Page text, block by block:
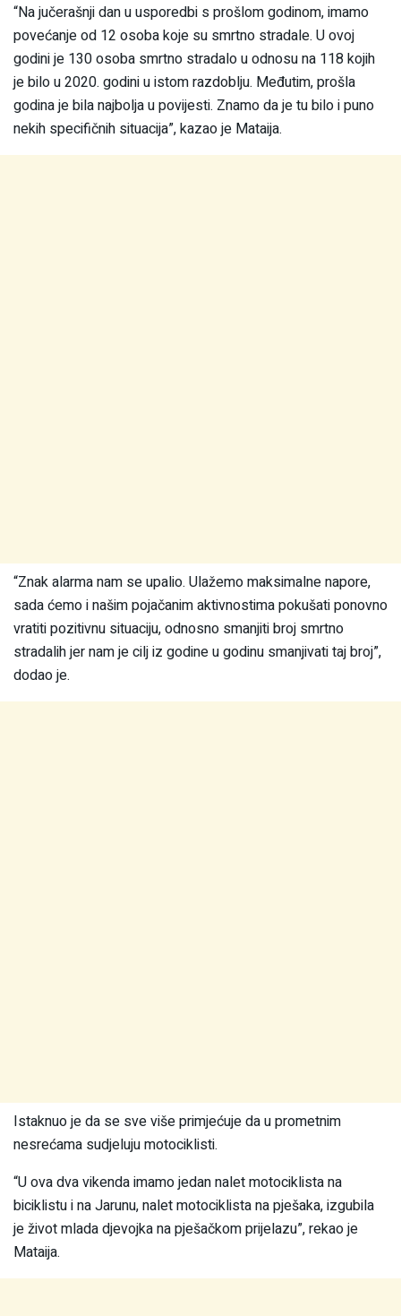
“Na jučerašnji dan u usporedbi s prošlom godinom, imamo
povećanje od 12 osoba koje su smrtno stradale. U ovoj
godini je 130 osoba smrtno stradalo u odnosu na 118 kojih
je bilo u 2020. godini u istom razdoblju. Međutim, prošla
godina je bila najbolja u povijesti. Znamo da je tu bilo i puno
nekih specifičnih situacija”, kazao je Mataija.
“Znak alarma nam se upalio. Ulažemo maksimalne napore,
sada ćemo i našim pojačanim aktivnostima pokušati ponovno
vratiti pozitivnu situaciju, odnosno smanjiti broj smrtno
stradalih jer nam je cilj iz godine u godinu smanjivati taj broj”,
dodao je.
Istaknuo je da se sve više primjećuje da u prometnim
nesrećama sudjeluju motociklisti.
“U ova dva vikenda imamo jedan nalet motociklista na
biciklistu i na Jarunu, nalet motociklista na pješaka, izgubila
je život mlada djevojka na pješačkom prijelazu”, rekao je
Mataija.